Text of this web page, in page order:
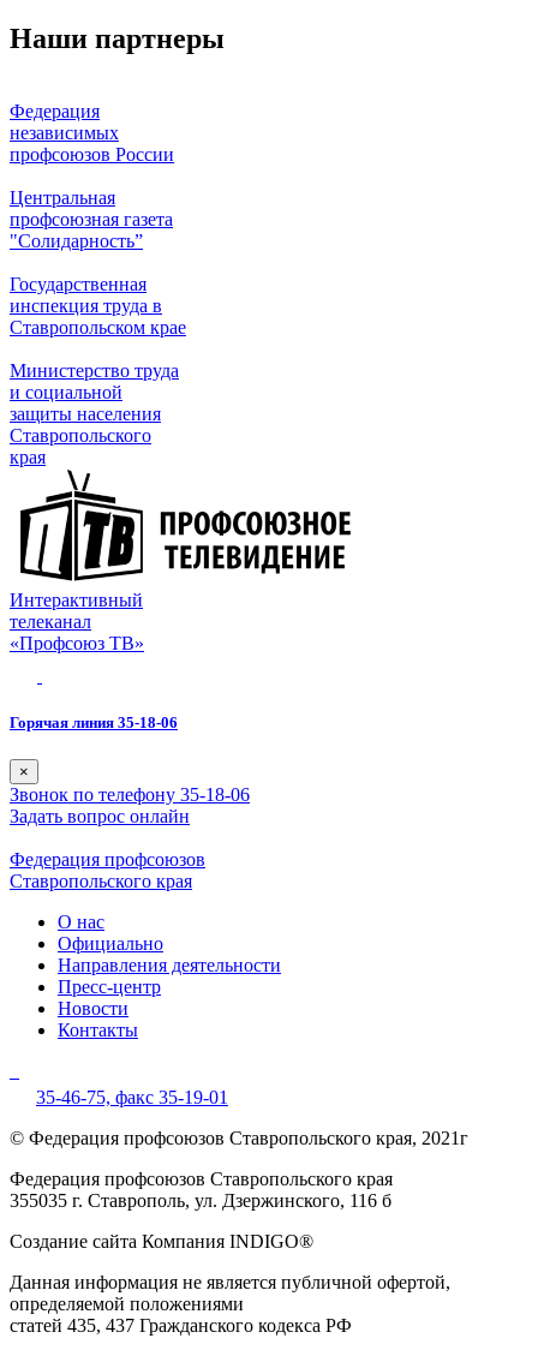
Наши партнеры
Федерация
независимых
профсоюзов России
Центральная
профсоюзная газета
"Солидарность”
Государственная
инспекция труда в
Ставропольском крае
Министерство труда
и социальной
защиты населения
Ставропольского
края
Интерактивный
телеканал
«Профсоюз ТВ»
Горячая линия 35-18-06
×
Звонок по телефону 35-18-06
Задать вопрос онлайн
Федерация профсоюзов
Ставропольского края
О нас
Официально
Направления деятельности
Пресс-центр
Новости
Контакты
35-46-75, факс 35-19-01
© Федерация профсоюзов Ставропольского края, 2021г
Федерация профсоюзов Ставропольского края
355035 г. Ставрополь, ул. Дзержинского, 116 б
Создание сайта Компания INDIGO®
Данная информация не является публичной офертой,
определяемой положениями
статей 435, 437 Гражданского кодекса РФ